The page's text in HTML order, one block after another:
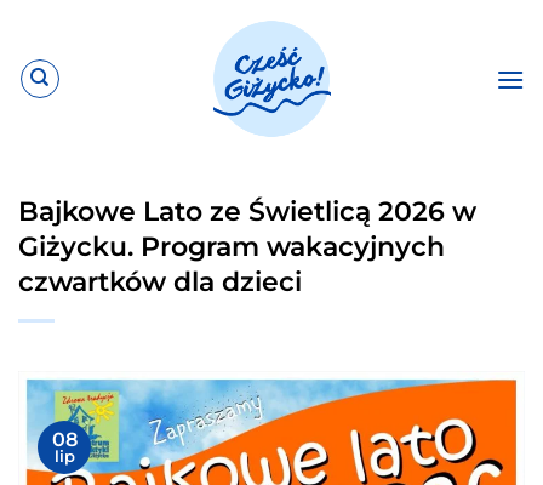
zawartości
Bajkowe Lato ze Świetlicą 2026 w
Giżycku. Program wakacyjnych
czwartków dla dzieci
08
lip